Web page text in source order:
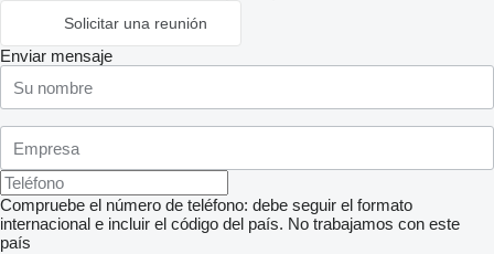
Solicitar una reunión
Enviar mensaje
Compruebe el número de teléfono: debe seguir el formato
internacional e incluir el código del país. No trabajamos con este
país